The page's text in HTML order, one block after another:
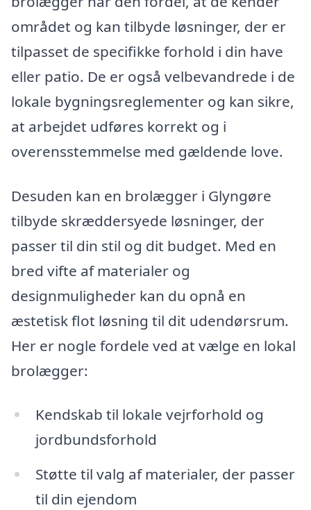
området og kan tilbyde løsninger, der er
tilpasset de specifikke forhold i din have
eller patio. De er også velbevandrede i de
lokale bygningsreglementer og kan sikre,
at arbejdet udføres korrekt og i
overensstemmelse med gældende love.
Desuden kan en brolægger i Glyngøre
tilbyde skræddersyede løsninger, der
passer til din stil og dit budget. Med en
bred vifte af materialer og
designmuligheder kan du opnå en
æstetisk flot løsning til dit udendørsrum.
Her er nogle fordele ved at vælge en lokal
brolægger:
Kendskab til lokale vejrforhold og
jordbundsforhold
Støtte til valg af materialer, der passer
til din ejendom